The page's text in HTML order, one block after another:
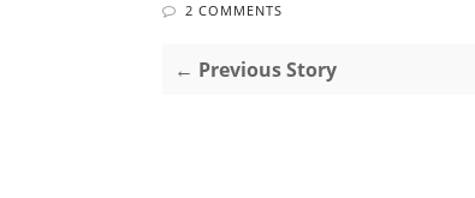
2 COMMENTS
← Previous Story